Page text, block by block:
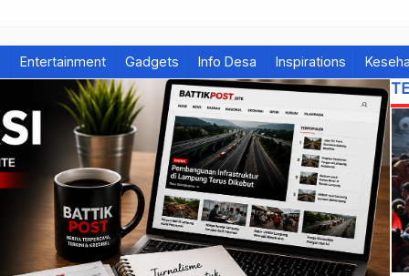
Entertainment Gadgets Info Desa Inspirations